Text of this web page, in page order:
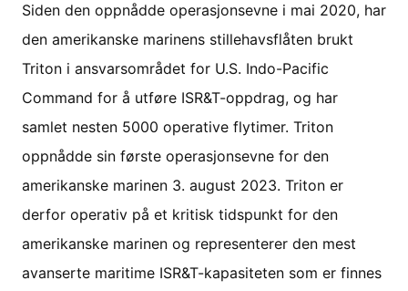
Siden den oppnådde operasjonsevne i mai 2020, har
den amerikanske marinens stillehavsflåten brukt
Triton i ansvarsområdet for U.S. Indo-Pacific
Command for å utføre ISR&T-oppdrag, og har
samlet nesten 5000 operative flytimer. Triton
oppnådde sin første operasjonsevne for den
amerikanske marinen 3. august 2023. Triton er
derfor operativ på et kritisk tidspunkt for den
amerikanske marinen og representerer den mest
avanserte maritime ISR&T-kapasiteten som er finnes